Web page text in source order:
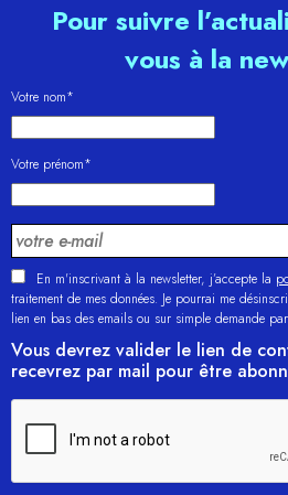
Pour suivre
vous à la
Votre nom*
Votre prénom*
En m'inscrivant à la newsletter, j’accepte la
traitement de mes données. Je pourrai me
lien en bas des emails ou sur simple demande
Vous devrez valider le lien de
recevrez par mail pour être